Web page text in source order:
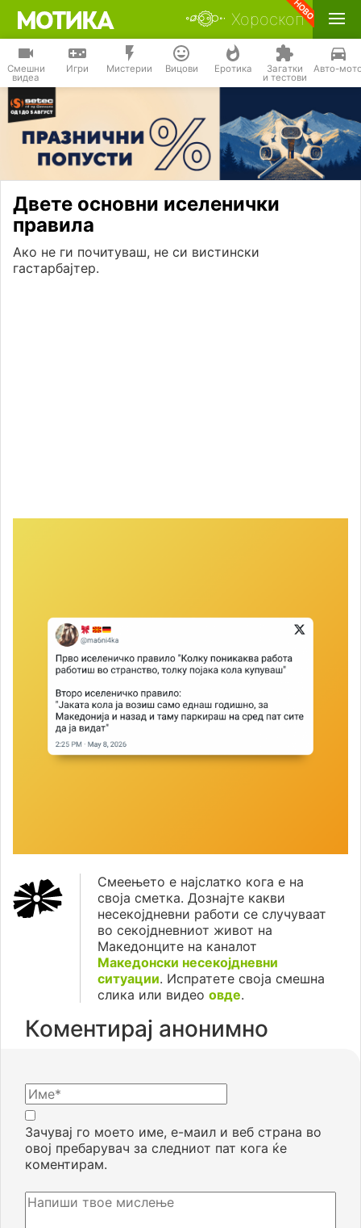
Хороскоп
Смешни
видеа
Игри Мистерии Вицови Еротика Загатки
и тестови
Авто-
Двете основни иселенички
правила
Ако не ги почитуваш, не си вистински
гастарбајтер.
Смеењето е најслатко кога е на
своја сметка. Дознајте какви
несекојдневни работи се случуваат
во секојдневниот живот на
Македонците на каналот
Македонски несекојдневни
ситуации. Испратете своја смешна
слика или видео овде.
Коментирај анонимно
Зачувај го моето име, е-маил и веб страна во
овој пребарувач за следниот пат кога ќе
коментирам.